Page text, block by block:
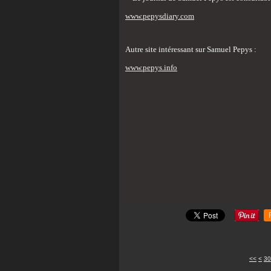
www.pepysdiary.com
Autre site intéressant sur Samuel Pepys :
www.pepys.info
<< < 10
20
30